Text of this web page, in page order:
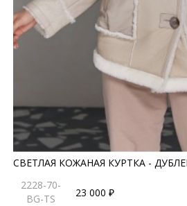
СВЕТЛАЯ КОЖАНАЯ КУРТКА -
2228-70-
BG-TS
23 000 ₽